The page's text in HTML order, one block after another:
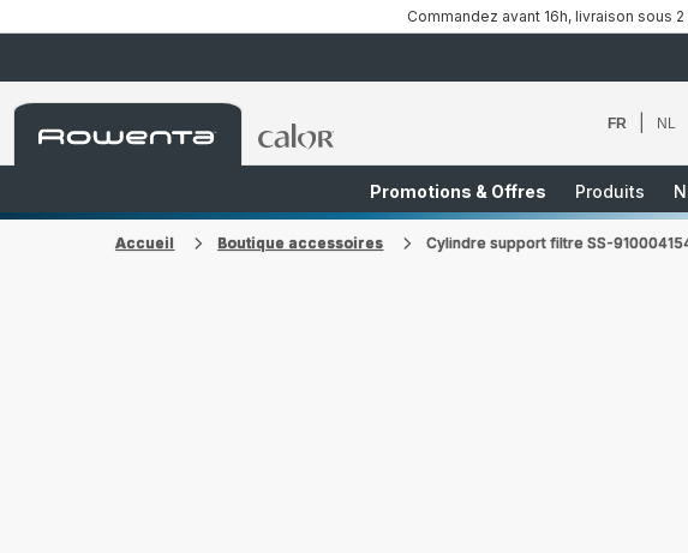
Commandez avant 16h, livraison sous
Accueil
Rowenta
Accueil
FR NL
Promotions & Offres
Produits
Accueil Boutique accessoires Cylindre support filtre SS-